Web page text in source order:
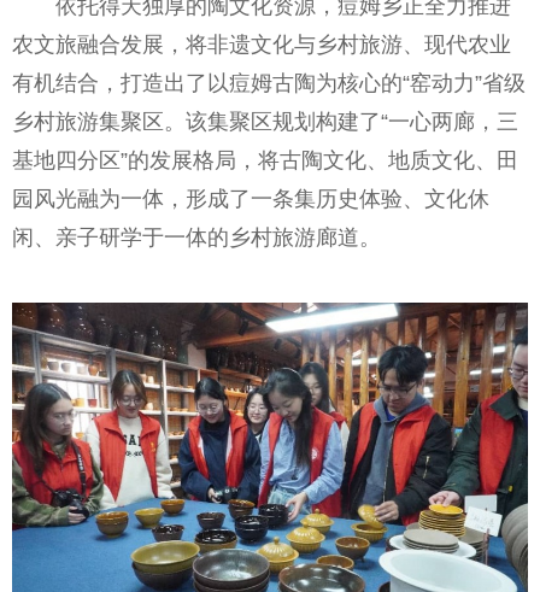
依托得天独厚的陶文化资源，痘姆乡正全力推进
农文旅融合发展，将非遗文化与乡村旅游、现代农业
有机结合，打造出了以痘姆古陶为核心的“窑动力”省级
乡村旅游集聚区。该集聚区规划构建了“一心两廊，三
基地四分区”的发展格局，将古陶文化、地质文化、田
园风光融为一体，形成了一条集历史体验、文化休
闲、亲子研学于一体的乡村旅游廊道。